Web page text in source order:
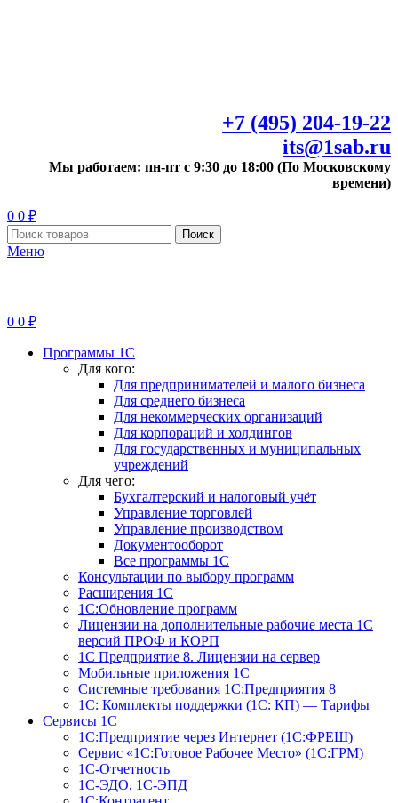
+7 (495) 204-19-22
its@1sab.ru
Мы работаем: пн-пт с 9:30 до 18:00 (По Московскому
времени)
0 0 ₽
Поиск
Меню
0 0 ₽
Программы 1С
Для кого:
Для предпринимателей и малого бизнеса
Для среднего бизнеса
Для некоммерческих организаций
Для корпораций и холдингов
Для государственных и муниципальных
учреждений
Для чего:
Бухгалтерский и налоговый учёт
Управление торговлей
Управление производством
Документооборот
Все программы 1С
Консультации по выбору программ
Расширения 1С
1С:Обновление программ
Лицензии на дополнительные рабочие места 1С
версий ПРОФ и КОРП
1С Предприятие 8. Лицензии на сервер
Мобильные приложения 1С
Системные требования 1С:Предприятия 8
1С: Комплекты поддержки (1С: КП) — Тарифы
Сервисы 1С
1С:Предприятие через Интернет (1С:ФРЕШ)
Сервис «1С:Готовое Рабочее Место» (1С:ГРМ)
1С-Отчетность
1С-ЭДО, 1С-ЭПД